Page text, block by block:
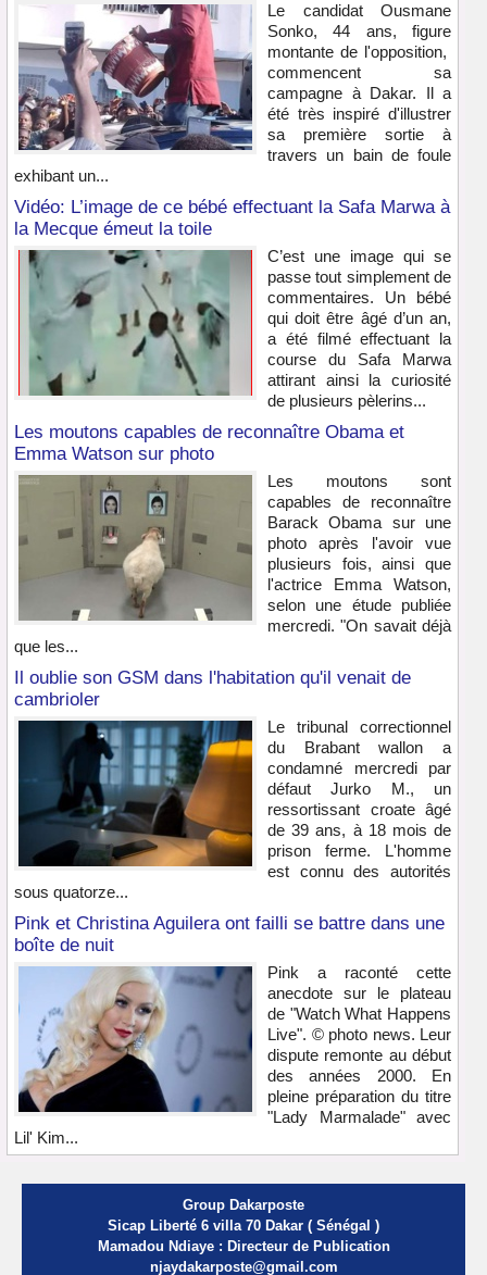
Le candidat Ousmane
Sonko, 44 ans, figure
montante de l'opposition,
commencent sa
campagne à Dakar. Il a
été très inspiré d'illustrer
sa première sortie à
travers un bain de foule
exhibant un...
Vidéo: L’image de ce bébé effectuant la Safa Marwa à
la Mecque émeut la toile
C’est une image qui se
passe tout simplement de
commentaires. Un bébé
qui doit être âgé d’un an,
a été filmé effectuant la
course du Safa Marwa
attirant ainsi la curiosité
de plusieurs pèlerins...
Les moutons capables de reconnaître Obama et
Emma Watson sur photo
Les moutons sont
capables de reconnaître
Barack Obama sur une
photo après l'avoir vue
plusieurs fois, ainsi que
l'actrice Emma Watson,
selon une étude publiée
mercredi. "On savait déjà
que les...
Il oublie son GSM dans l'habitation qu'il venait de
cambrioler
Le tribunal correctionnel
du Brabant wallon a
condamné mercredi par
défaut Jurko M., un
ressortissant croate âgé
de 39 ans, à 18 mois de
prison ferme. L'homme
est connu des autorités
sous quatorze...
Pink et Christina Aguilera ont failli se battre dans une
boîte de nuit
Pink a raconté cette
anecdote sur le plateau
de "Watch What Happens
Live". © photo news. Leur
dispute remonte au début
des années 2000. En
pleine préparation du titre
"Lady Marmalade" avec
Lil' Kim...
Group Dakarposte
Sicap Liberté 6 villa 70 Dakar ( Sénégal )
Mamadou Ndiaye : Directeur de Publication
njaydakarposte@gmail.com